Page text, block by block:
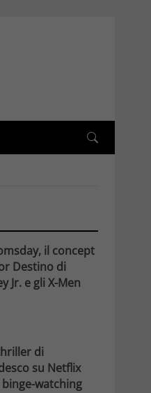
il concept
Destino di
Jr. e gli X-Men
di
su Netflix
watching